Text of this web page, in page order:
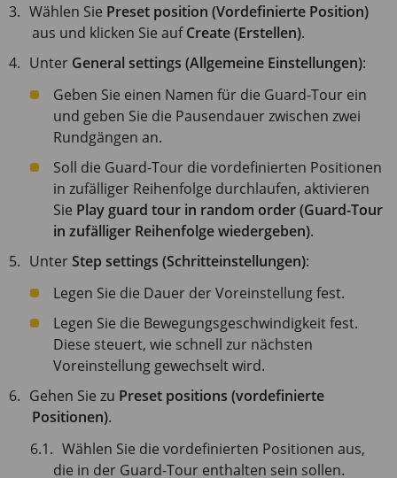
Wählen Sie Preset position (Vordefinierte Position)
aus und klicken Sie aufCreate (Erstellen).
Unter General settings (Allgemeine Einstellungen):
Geben Sie einen Namen für die Guard-Tour ein
und geben Sie die Pausendauer zwischen zwei
Rundgängen an.
Soll die Guard-Tour die vordefinierten Positionen
in zufälliger Reihenfolge durchlaufen, aktivieren
Sie Play guard tour in random order (Guard-Tour
in zufälliger Reihenfolge wiedergeben).
UnterStep settings (Schritteinstellungen):
Legen Sie die Dauer der Voreinstellung fest.
Legen Sie die Bewegungsgeschwindigkeit fest.
Diese steuert, wie schnell zur nächsten
Voreinstellung gewechselt wird.
Gehen Sie zu Preset positions (vordefinierte
Positionen).
Wählen Sie die vordefinierten Positionen aus,
die in der Guard-Tour enthalten sein sollen.